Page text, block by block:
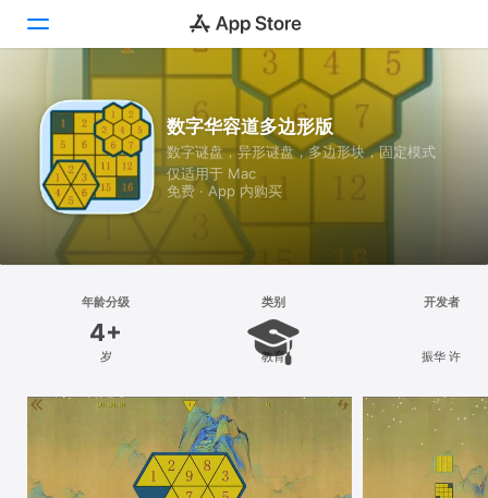
探索
创作
工作
开发
类别
iPad
数字华容道多边形版
数字谜盘，异形谜盘，多边形块，固定模式
仅适用于 Mac
免费 · App 内购买
年龄分级
4+
岁
类别
教育
开发者
振华 许